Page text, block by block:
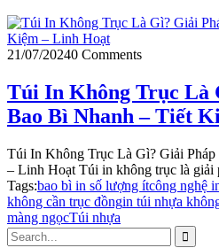
21/07/20240 Comments
Túi In Không Trục Là
Bao Bì Nhanh – Tiết
Túi In Không Trục Là Gì? Giải
– Linh Hoạt Túi in không trục là giải
Tags:bao bì in số lượng ítcông nghệ
không cần trục đồngin túi nhựa
màng ngọcTúi nhựa